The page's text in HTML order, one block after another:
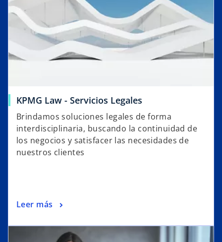
KPMG Law - Servicios Legales
Brindamos soluciones legales de forma
interdisciplinaria, buscando la continuidad de
los negocios y satisfacer las necesidades de
nuestros clientes
Leer más